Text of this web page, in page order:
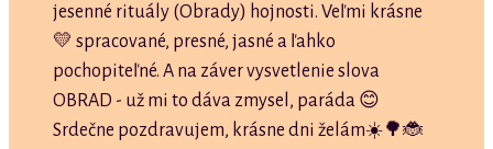
jesenné rituály (Obrady) hojnosti. Veľmi krásne
💛 spracované, presné, jasné a ľahko
pochopiteľné. A na záver vysvetlenie slova
OBRAD - už mi to dáva zmysel, paráda 😊
Srdečne pozdravujem, krásne dni želám☀️🌳🐞